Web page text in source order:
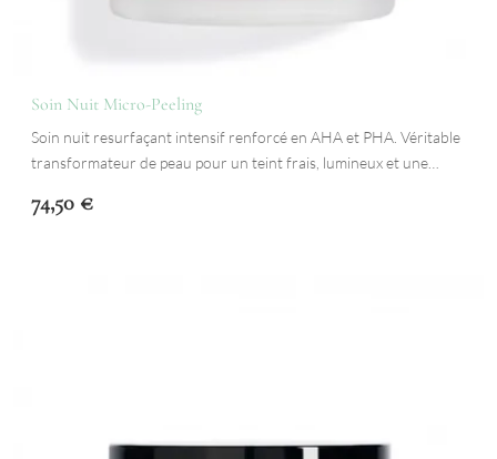
Soin Nuit Micro-Peeling
Soin nuit resurfaçant intensif renforcé en AHA et PHA. Véritable
transformateur de peau pour un teint frais, lumineux et une…
74,50 €